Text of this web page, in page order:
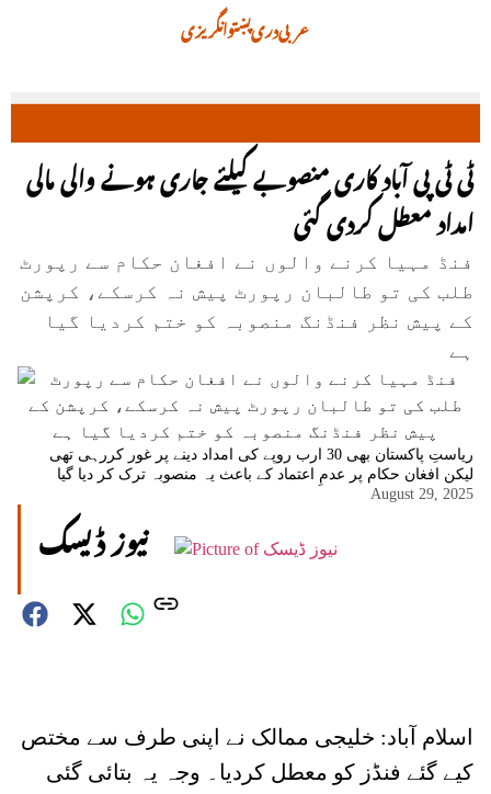
انگریزیپښتودریعربی
ٹی ٹی پی آباد کاری منصوبے کیلئے جاری ہونے والی مالی
امداد معطل کردی گئی
فنڈ مہیا کرنے والوں نے افغان حکام سے رپورٹ
طلب کی تو طالبان رپورٹ پیش نہ کرسکے، کرپشن
کے پیش نظر فنڈنگ منصوبہ کو ختم کردیا گیا
ہے
ریاستِ پاکستان بھی 30 ارب روپے کی امداد دینے پر غور کررہی تھی
لیکن افغان حکام پر عدمِ اعتماد کے باعث یہ منصوبہ ترک کر دیا گیا
August 29, 2025
نیوز ڈیسک
اسلام آباد: خلیجی ممالک نے اپنی طرف سے مختص
کیے گئے فنڈز کو معطل کردیا۔ وجہ یہ بتائی گئی